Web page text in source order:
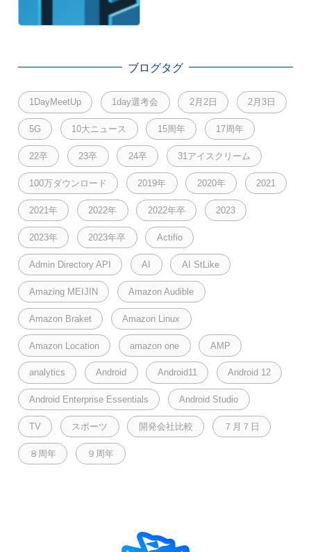
ブログタグ
1DayMeetUp 1day選考会 2月2日 2月3日
5G 10大ニュース 15周年 17周年
22卒 23卒 24卒 31アイスクリーム
100万ダウンロード 2019年 2020年 2021
2021年 2022年 2022年卒 2023
2023年 2023年卒 Actifio
Admin Directory API AI AI StLike
Amazing MEIJIN Amazon Audible
Amazon Braket Amazon Linux
Amazon Location amazon one AMP
analytics Android Android11 Android 12
Android Enterprise Essentials Android Studio
TV スポーツ 開発会社比較 ７月７日
８周年 ９周年